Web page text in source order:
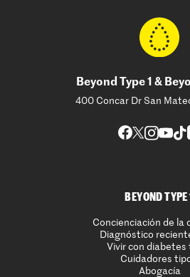
Beyond Type 1 &
400 Concar Dr San
BEYOND TYPE 1
Concienciación de la
Diagnóstico
Vivir con diabetes
Cuidadores tipo
Abogacía